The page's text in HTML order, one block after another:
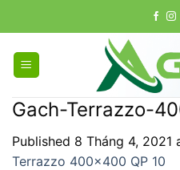
to
content
Gach-Terrazzo-
Published 8 Tháng 4, 2021
Terrazzo 400×400 QP 10